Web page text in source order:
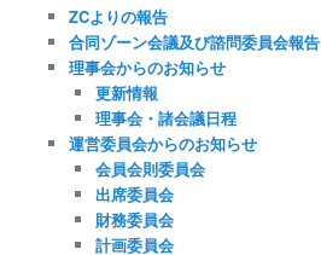
ZCよりの報告
合同ゾーン会議及び諮問委員会報告
理事会からのお知らせ
更新情報
理事会・諸会議日程
運営委員会からのお知らせ
会員会則委員会
出席委員会
財務委員会
計画委員会